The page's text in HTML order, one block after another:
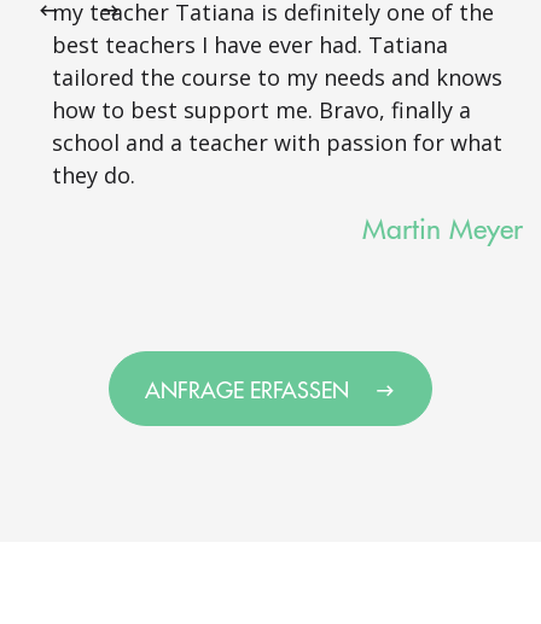
my teacher Tatiana is definitely one of the
best teachers I have ever had. Tatiana
tailored the course to my needs and knows
how to best support me. Bravo, finally a
school and a teacher with passion for what
they do.
Martin Meyer
ANFRAGE ERFASSEN